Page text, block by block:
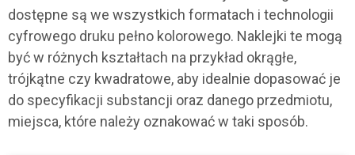
dostępne są we wszystkich formatach i technologii
cyfrowego druku pełno kolorowego. Naklejki te mogą
być w różnych kształtach na przykład okrągłe,
trójkątne czy kwadratowe, aby idealnie dopasować je
do specyfikacji substancji oraz danego przedmiotu,
miejsca, które należy oznakować w taki sposób.